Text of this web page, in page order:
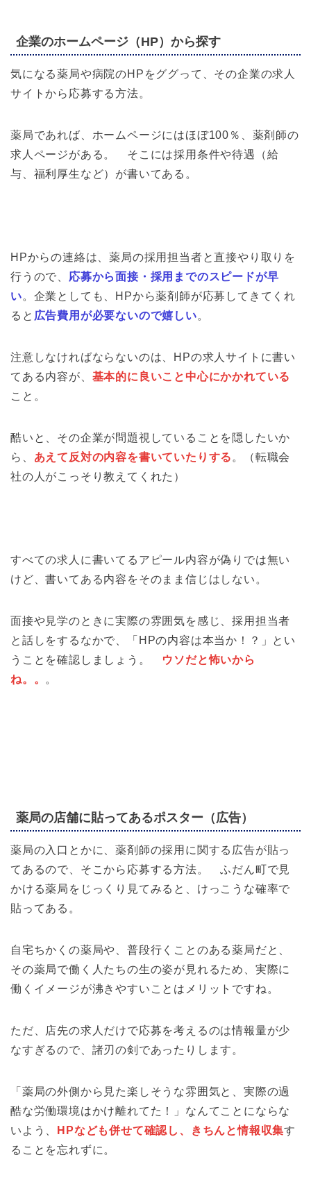
企業のホームページ（HP）から探す
気になる薬局や病院のHPをググって、その企業の求人
サイトから応募する方法。
薬局であれば、ホームページにはほぼ100％、薬剤師の
求人ページがある。 そこには採用条件や待遇（給
与、福利厚生など）が書いてある。
HPからの連絡は、薬局の採用担当者と直接やり取りを
行うので、 応募から面接・採用までのスピードが早
い。企業としても、HPから薬剤師が応募してきてくれ
ると 広告費用が必要ないので嬉しい。
注意しなければならないのは、HPの求人サイトに書い
てある内容が、 基本的に良いこと中心にかかれている
こと。
酷いと、その企業が問題視していることを隠したいか
ら、 あえて反対の内容を書いていたりする 。（転職会
社の人がこっそり教えてくれた）
すべての求人に書いてるアピール内容が偽りでは無い
けど、書いてある内容をそのまま信じはしない。
面接や見学のときに実際の雰囲気を感じ、採用担当者
と話しをするなかで、「HPの内容は本当か！？」とい
うことを確認しましょう。 ウソだと怖いから
ね。。 。
薬局の店舗に貼ってあるポスター（広告）
薬局の入口とかに、薬剤師の採用に関する広告が貼っ
てあるので、そこから応募する方法。 ふだん町で見
かける薬局をじっくり見てみると、けっこうな確率で
貼ってある。
自宅ちかくの薬局や、普段行くことのある薬局だと、
その薬局で働く人たちの生の姿が見れるため、実際に
働くイメージが沸きやすいことはメリットですね。
ただ、店先の求人だけで応募を考えるのは情報量が少
なすぎるので、諸刃の剣であったりします。
「薬局の外側から見た楽しそうな雰囲気と、実際の過
酷な労働環境はかけ離れてた！」なんてことにならな
いよう、
HPなども併せて確認し、きちんと情報収集す
ることを忘れずに。